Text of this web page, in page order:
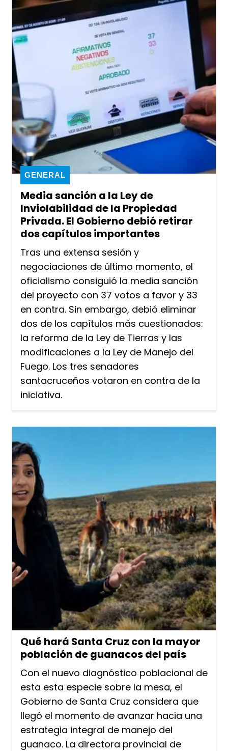
Media sanción a la Ley de
Inviolabilidad de la Propiedad
Privada. El Gobierno debió retirar
dos capítulos importantes
GENERAL
Tras una extensa sesión y
negociaciones de último momento, el
oficialismo consiguió la media sanción
del proyecto con 37 votos a favor y 33
en contra. Sin embargo, debió eliminar
dos de los capítulos más cuestionados:
la reforma de la Ley de Tierras y las
modificaciones a la Ley de Manejo del
Fuego. Los tres senadores
santacruceños votaron en contra de la
iniciativa.
Qué hará Santa Cruz con la mayor
población de guanacos del país
Con el nuevo diagnóstico poblacional de
esta esta especie sobre la mesa, el
Gobierno de Santa Cruz considera que
llegó el momento de avanzar hacia una
estrategia integral de manejo del
guanaco. La directora provincial de